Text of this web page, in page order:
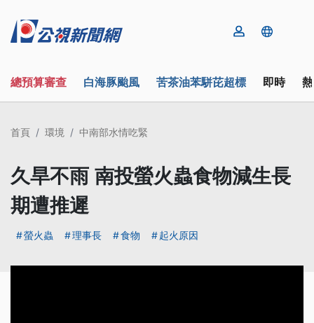
總預算審查 白海豚颱風 苦茶油苯駢芘超標 即時
首頁 環境 中南部水情吃緊
久旱不雨 南投螢火蟲食物減生長
期遭推遲
螢火蟲 理事長 食物 起火原因